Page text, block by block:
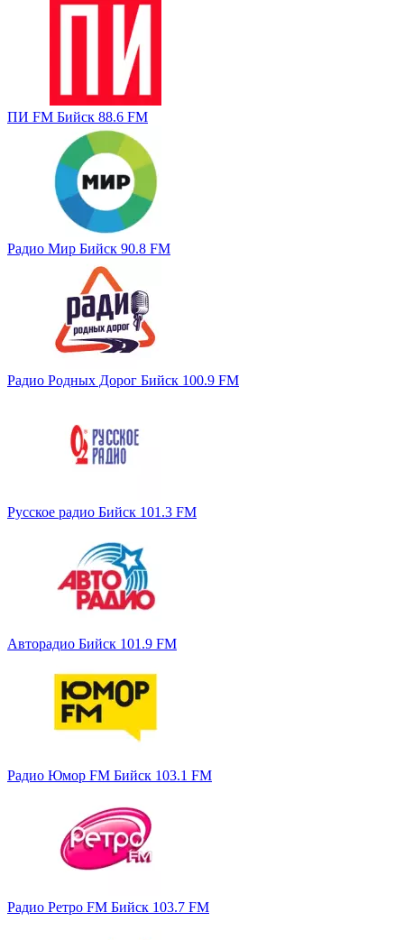
ПИ FM Бийск 88.6 FM
Радио Мир Бийск 90.8 FM
Радио Родных Дорог Бийск 100.9 FM
Русское радио Бийск 101.3 FM
Авторадио Бийск 101.9 FM
Радио Юмор FM Бийск 103.1 FM
Радио Ретро FM Бийск 103.7 FM